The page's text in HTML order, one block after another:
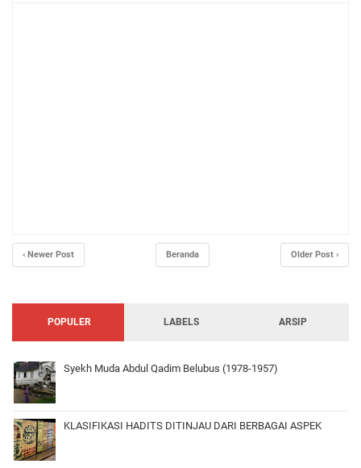
‹ Newer Post Older Post ›
Beranda
POPULER LABELS ARSIP
Syekh Muda Abdul Qadim Belubus (1978-1957)
KLASIFIKASI HADITS DITINJAU DARI BERBAGAI ASPEK